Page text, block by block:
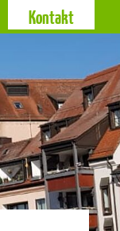
Kontakt